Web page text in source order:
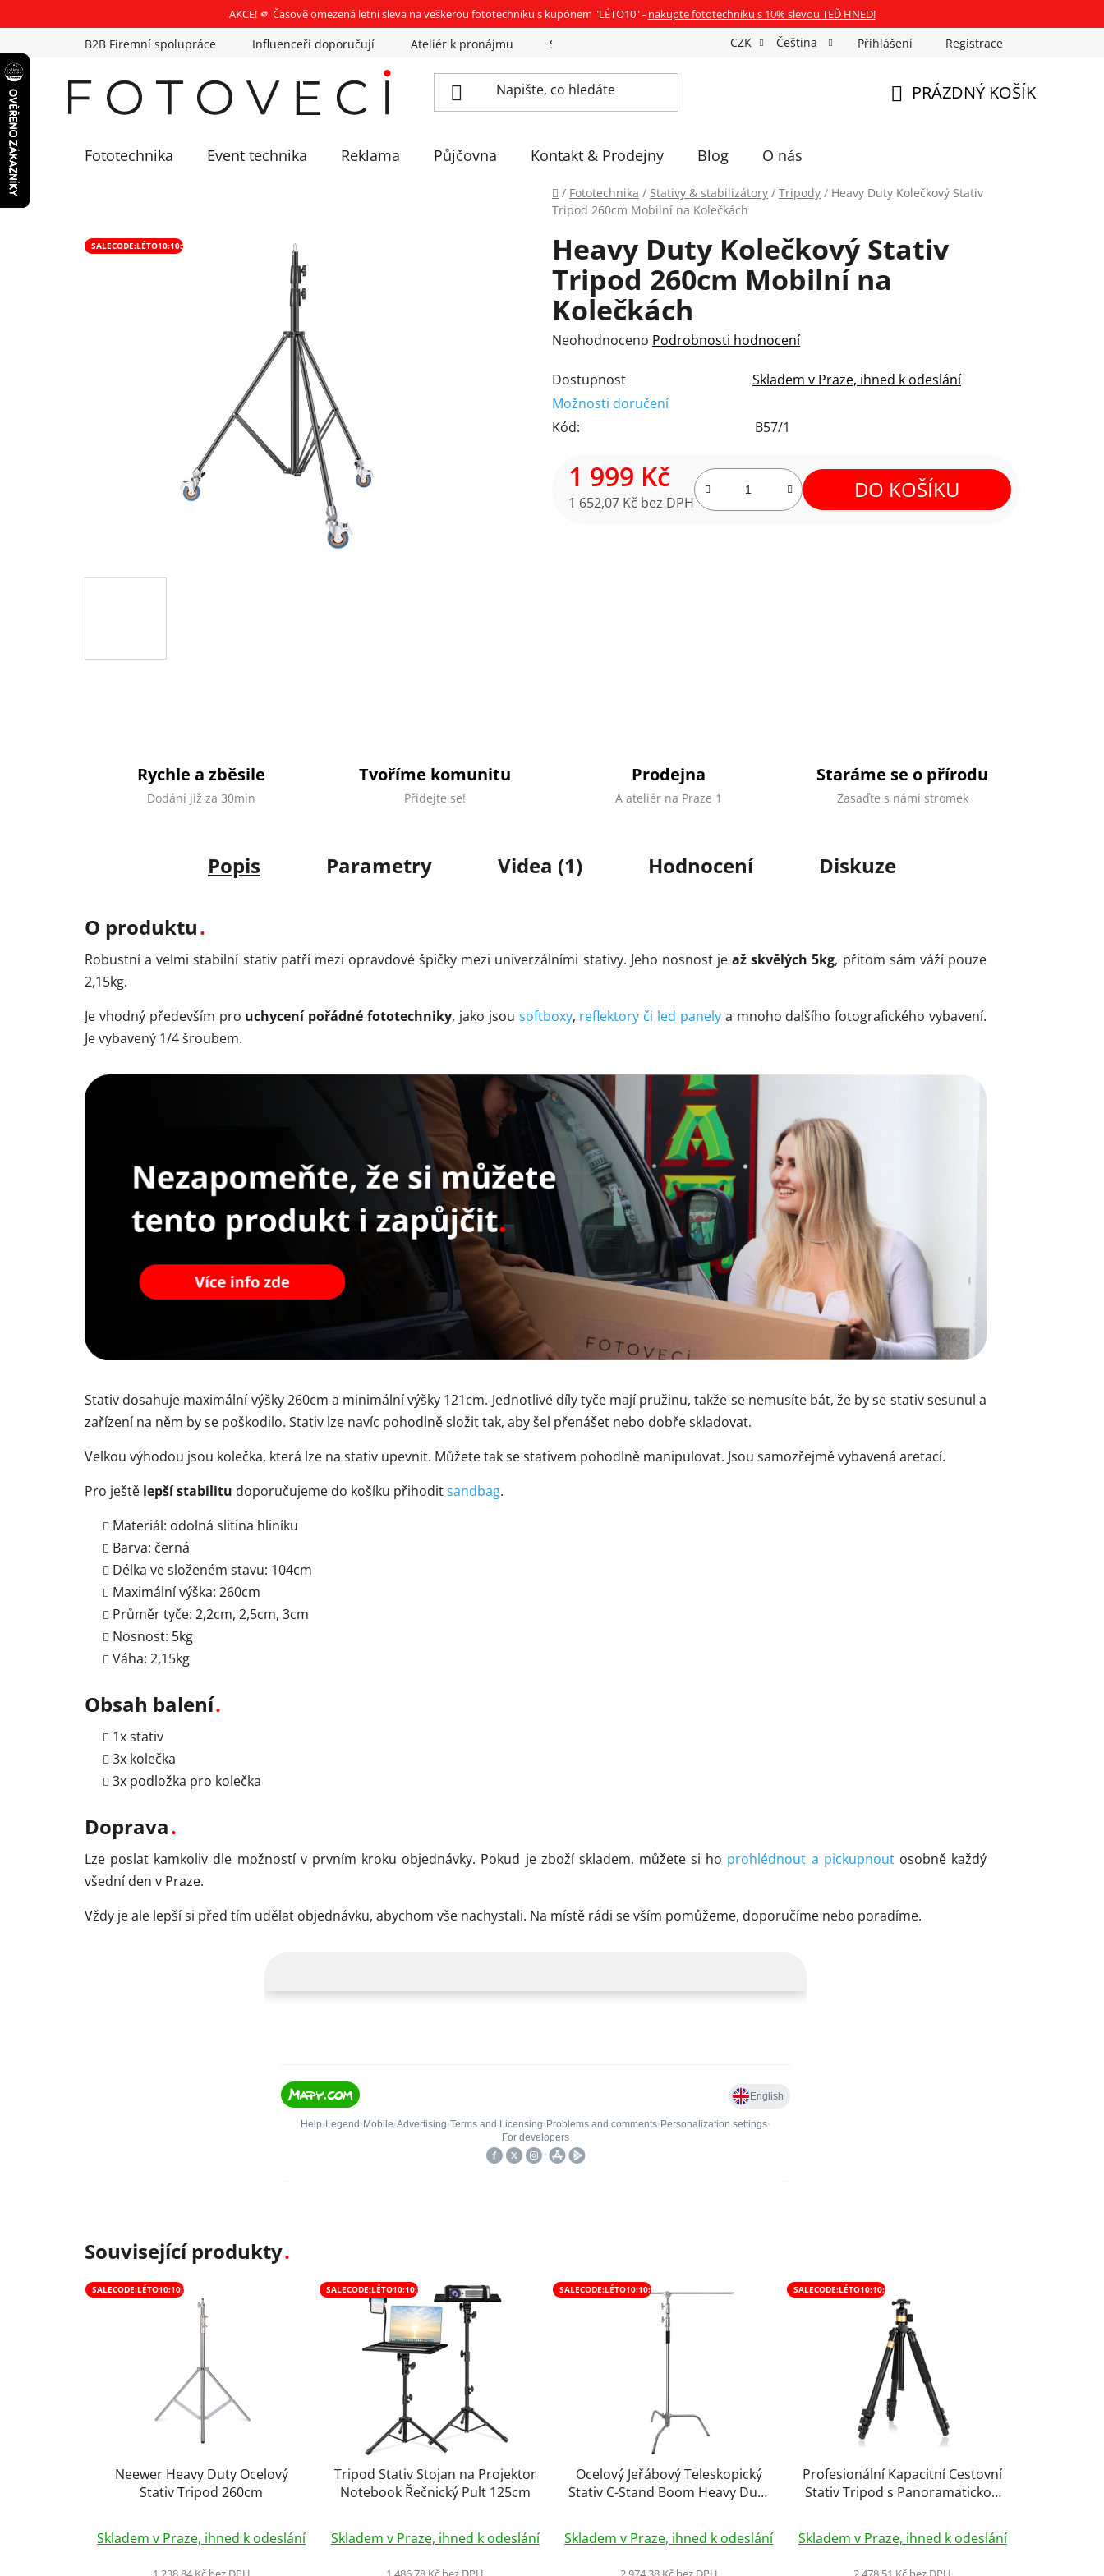
AKCE! 🫵 Časově omezená letní sleva na veškerou fototechniku s kupónem "LÉTO10" - nakupte fototechniku s 10% slevou TEĎ HNED!
na
obsah
B2B Firemní spolupráce Influenceři doporučují Ateliér k pronájmu Sázíme stromky Eventovka Fotospin Neony na míru Průkazové Foto
CZK Čeština Přihlášení Registrace
PRÁZDNÝ KOŠÍK
Fototechnika Event technika Reklama Půjčovna Kontakt & Prodejny Blog O nás
Domů
/ Fototechnika / Stativy & stabilizátory / Tripody / Heavy Duty Kolečkový Stativ
Tripod 260cm Mobilní na Kolečkách
Heavy Duty Kolečkový Stativ
Tripod 260cm Mobilní na
Kolečkách
Průměrné
produktu
je
0,0
hvězdiček.
Neohodnoceno Podrobnosti hodnocení
Dostupnost
Skladem v Praze, ihned k odeslání
Možnosti doručení
Kód:
B57/1
1 999 Kč
1 652,07 Kč bez DPH
DO KOŠÍKU
SALECODE:LÉTO10:10:%
Rychle a zběsile
Dodání již za 30min
Tvoříme komunitu
Přidejte se!
Prodejna
A ateliér na Praze 1
Staráme se o přírodu
Zasaďte s námi stromek
Popis Parametry Videa (1) Hodnocení Diskuze
O produktu
Robustní a velmi stabilní stativ patří mezi opravdové špičky mezi univerzálními stativy. Jeho nosnost jeaž skvělých 5kg, přitom sám váží pouze
2,15kg.
Je vhodný především pro uchycení pořádné fototechniky, jako jsou softboxy, reflektory či led panelya mnoho dalšího fotografického vybavení.
Je vybavený 1/4 šroubem.
Stativ dosahuje maximální výšky 260cm a minimální výšky 121cm. Jednotlivé díly tyče mají pružinu, takže se nemusíte bát, že by se stativ sesunul a
zařízení na něm by se poškodilo. Stativ lze navíc pohodlně složit tak, aby šel přenášet nebo dobře skladovat.
Velkou výhodou jsou kolečka, která lze na stativ upevnit. Můžete tak se stativem pohodlně manipulovat. Jsou samozřejmě vybavená aretací.
Pro ještě lepší stabilitu doporučujeme do košíku přihoditsandbag.
Materiál: odolná slitina hliníku
Barva: černá
Délka ve složeném stavu: 104cm
Maximální výška: 260cm
Průměr tyče: 2,2cm, 2,5cm, 3cm
Nosnost: 5kg
Váha: 2,15kg
Obsah balení
1x stativ
3x kolečka
3x podložka pro kolečka
Doprava
Lze poslat kamkoliv dle možností v prvním kroku objednávky. Pokud je zboží skladem, můžete si ho prohlédnout a pickupnoutosobně každý
všední den v Praze.
Vždy je ale lepší si před tím udělat objednávku, abychom vše nachystali. Na místě rádi se vším pomůžeme, doporučíme nebo poradíme.
Související produkty
SALECODE:LÉTO10:10:%
Neewer Heavy Duty Ocelový
Stativ Tripod 260cm
hodnocení
produktu
Skladem v Praze, ihned k odeslání
SALECODE:LÉTO10:10:%
Tripod Stativ Stojan na Projektor
Notebook Řečnický Pult 125cm
hodnocení
produktu
Skladem v Praze, ihned k odeslání
SALECODE:LÉTO10:10:%
Ocelový Jeřábový Teleskopický
Stativ C-Stand Boom Heavy Duty
hodnocení
produktu
Skladem v Praze, ihned k odeslání
SALECODE:LÉTO10:10:%
Profesionální Kapacitní Cestovní
Stativ Tripod s Panoramatickou
183cm, max. 20kg!
hodnocení
produktu
Skladem v Praze, ihned k odeslání
a techniky
nabídky